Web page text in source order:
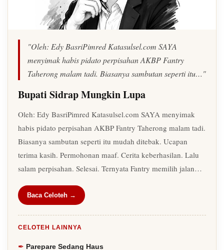
"Oleh: Edy BasriPimred Katasulsel.com SAYA
menyimak habis pidato perpisahan AKBP Fantry
Taherong malam tadi. Biasanya sambutan seperti itu…"
Bupati Sidrap Mungkin Lupa
Oleh: Edy BasriPimred Katasulsel.com SAYA menyimak
habis pidato perpisahan AKBP Fantry Taherong malam tadi.
Biasanya sambutan seperti itu mudah ditebak. Ucapan
terima kasih. Permohonan maaf. Cerita keberhasilan. Lalu
salam perpisahan. Selesai. Ternyata Fantry memilih jalan…
Baca Celoteh →
CELOTEH LAINNYA
Parepare Sedang Haus